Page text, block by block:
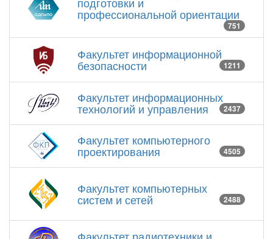
профессиональной ориентации
751
Факультет информационной
безопасности 1211
Факультет информационных
технологий и управления 2437
Факультет компьютерного
проектирования 4505
Факультет компьютерных
систем и сетей 2488